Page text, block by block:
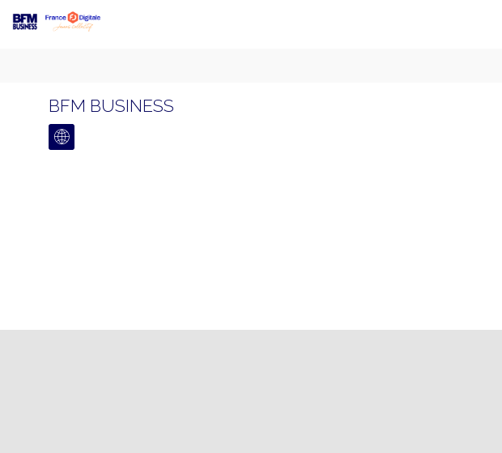
BFM BUSINESS